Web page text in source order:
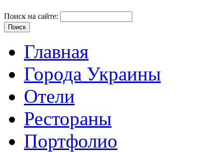
Поиск на сайте:
Главная
Города Украины
Отели
Рестораны
Портфолио